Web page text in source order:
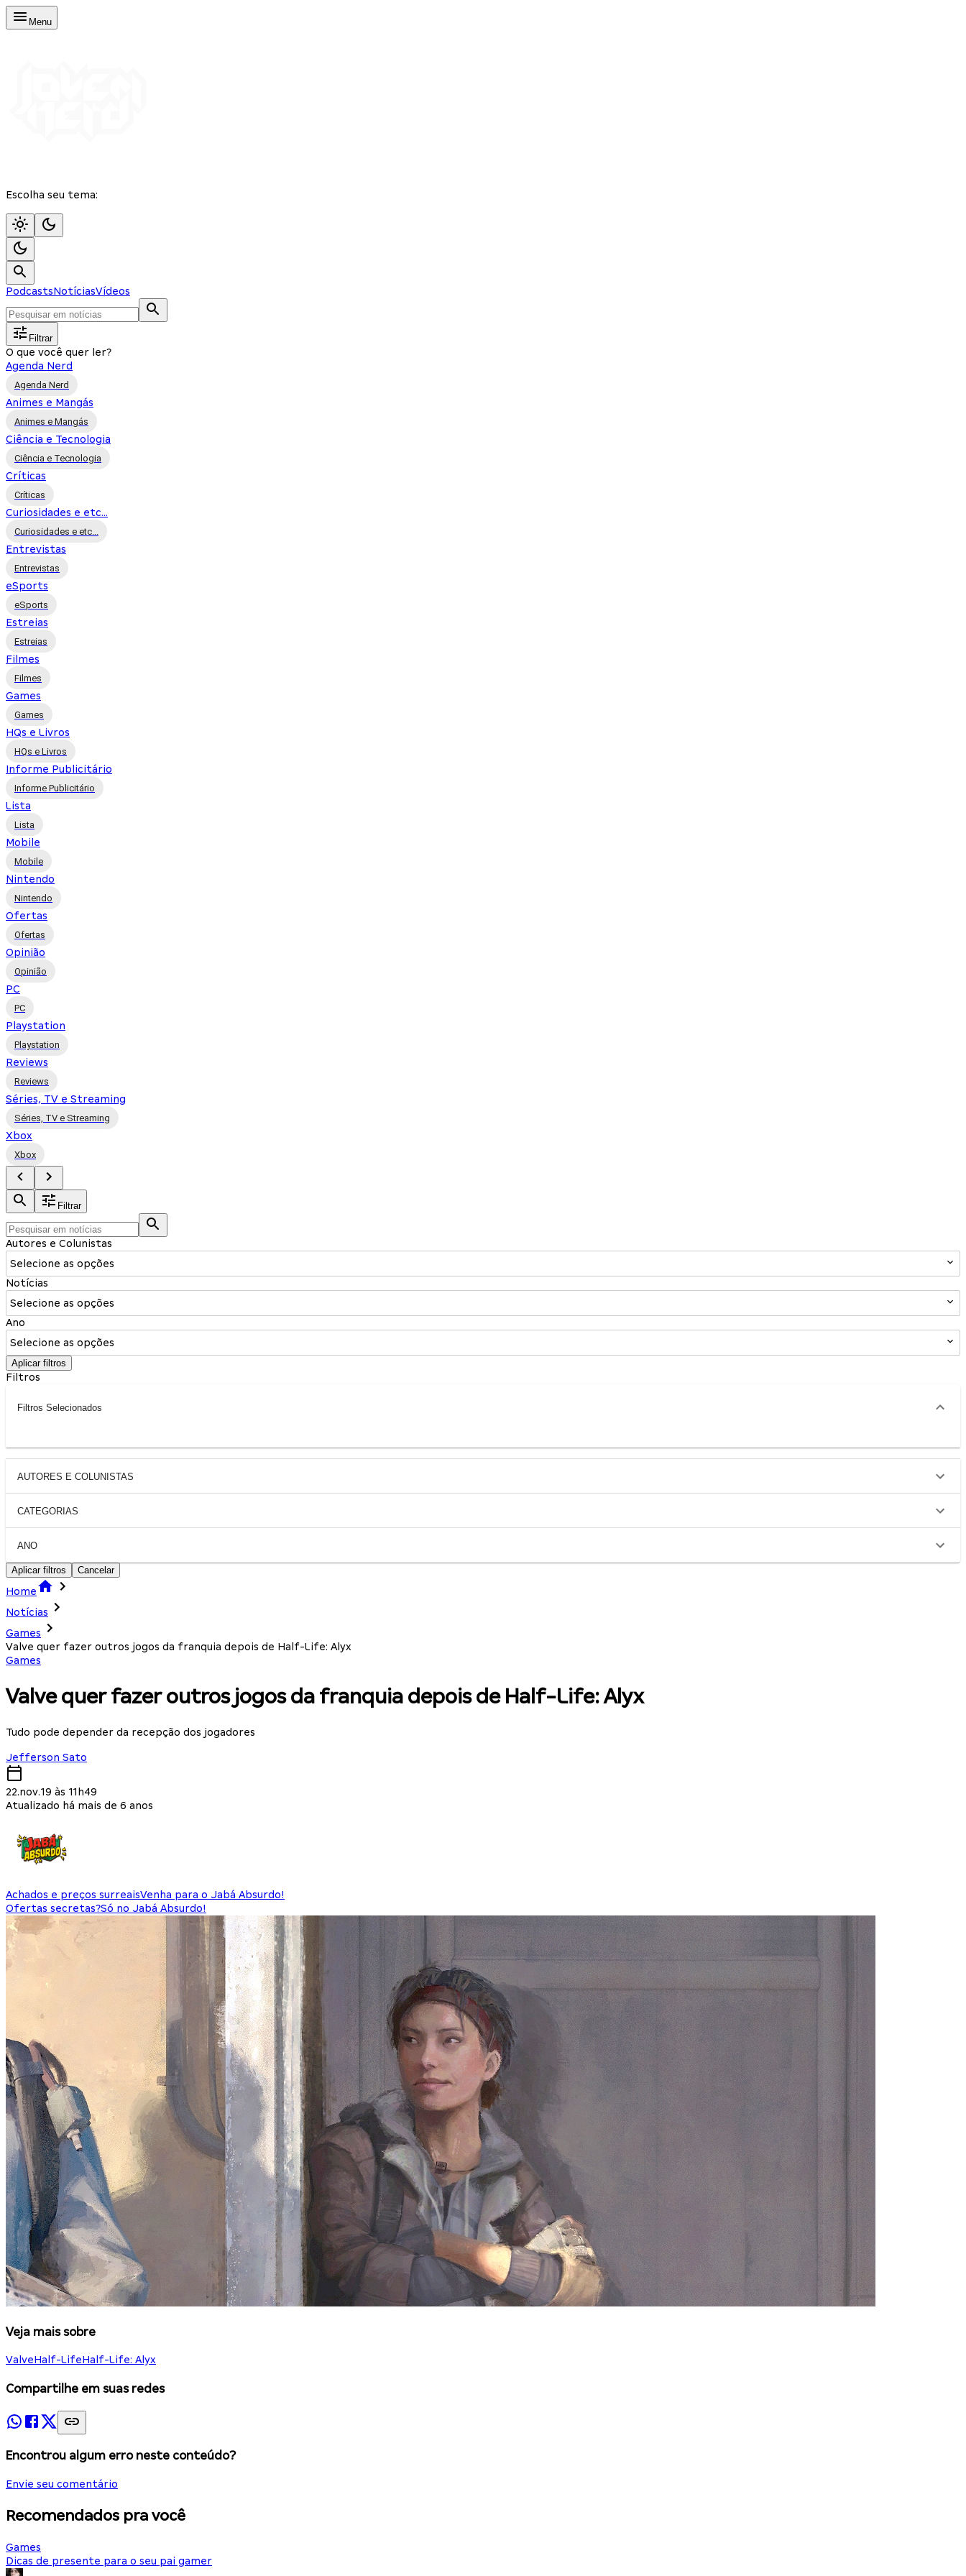
Menu
Escolha seu tema:
PodcastsNotíciasVídeos
Filtrar
O que você quer ler?
Agenda Nerd
Agenda Nerd
Animes e Mangás
Animes e Mangás
Ciência e Tecnologia
Ciência e Tecnologia
Críticas
Críticas
Curiosidades e etc...
Curiosidades e etc...
Entrevistas
Entrevistas
eSports
eSports
Estreias
Estreias
Filmes
Filmes
Games
Games
HQs e Livros
HQs e Livros
Informe Publicitário
Informe Publicitário
Lista
Lista
Mobile
Mobile
Nintendo
Nintendo
Ofertas
Ofertas
Opinião
Opinião
PC
PC
Playstation
Playstation
Reviews
Reviews
Séries, TV e Streaming
Séries, TV e Streaming
Xbox
Xbox
Filtrar
Autores e Colunistas
Selecione as opções
Notícias
Selecione as opções
Ano
Selecione as opções
Aplicar filtros
Filtros
Filtros Selecionados
AUTORES E COLUNISTAS
CATEGORIAS
ANO
Aplicar filtros Cancelar
Home
Notícias
Games
Valve quer fazer outros jogos da franquia depois de Half-Life: Alyx
Games
Valve quer fazer outros jogos da franquia depois de Half-Life: Alyx
Tudo pode depender da recepção dos jogadores
Jefferson Sato
22.nov.19 às 11h49
Atualizado há mais de 6 anos
Achados e preços surreaisVenha para o Jabá Absurdo!
Ofertas secretas?Só no Jabá Absurdo!
Veja mais sobre
ValveHalf-LifeHalf-Life: Alyx
Compartilhe em suas redes
Encontrou algum erro neste conteúdo?
Envie seu comentário
Recomendados pra você
Games
Dicas de presente para o seu pai gamer